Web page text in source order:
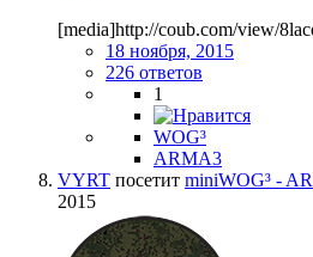
[media]http://coub.com/view/
18 ноября, 2015
226 ответов
1
WOG³
ARMA3
VYRT посетит miniWOG³ -
2015